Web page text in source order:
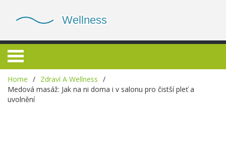
Home
Zdraví A Wellness
Medová masáž: Jak na ni doma i v salonu pro čistší pleť a
uvolnění